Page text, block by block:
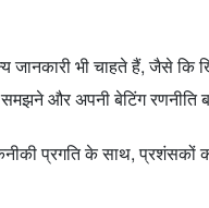
भी चाहते हैं, जैसे कि
और अपनी बेटिंग रणनीति
प्रगति के साथ,